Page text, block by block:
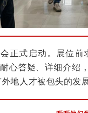
正式启动。展位
心答疑、详细介绍
地人才被包头的发